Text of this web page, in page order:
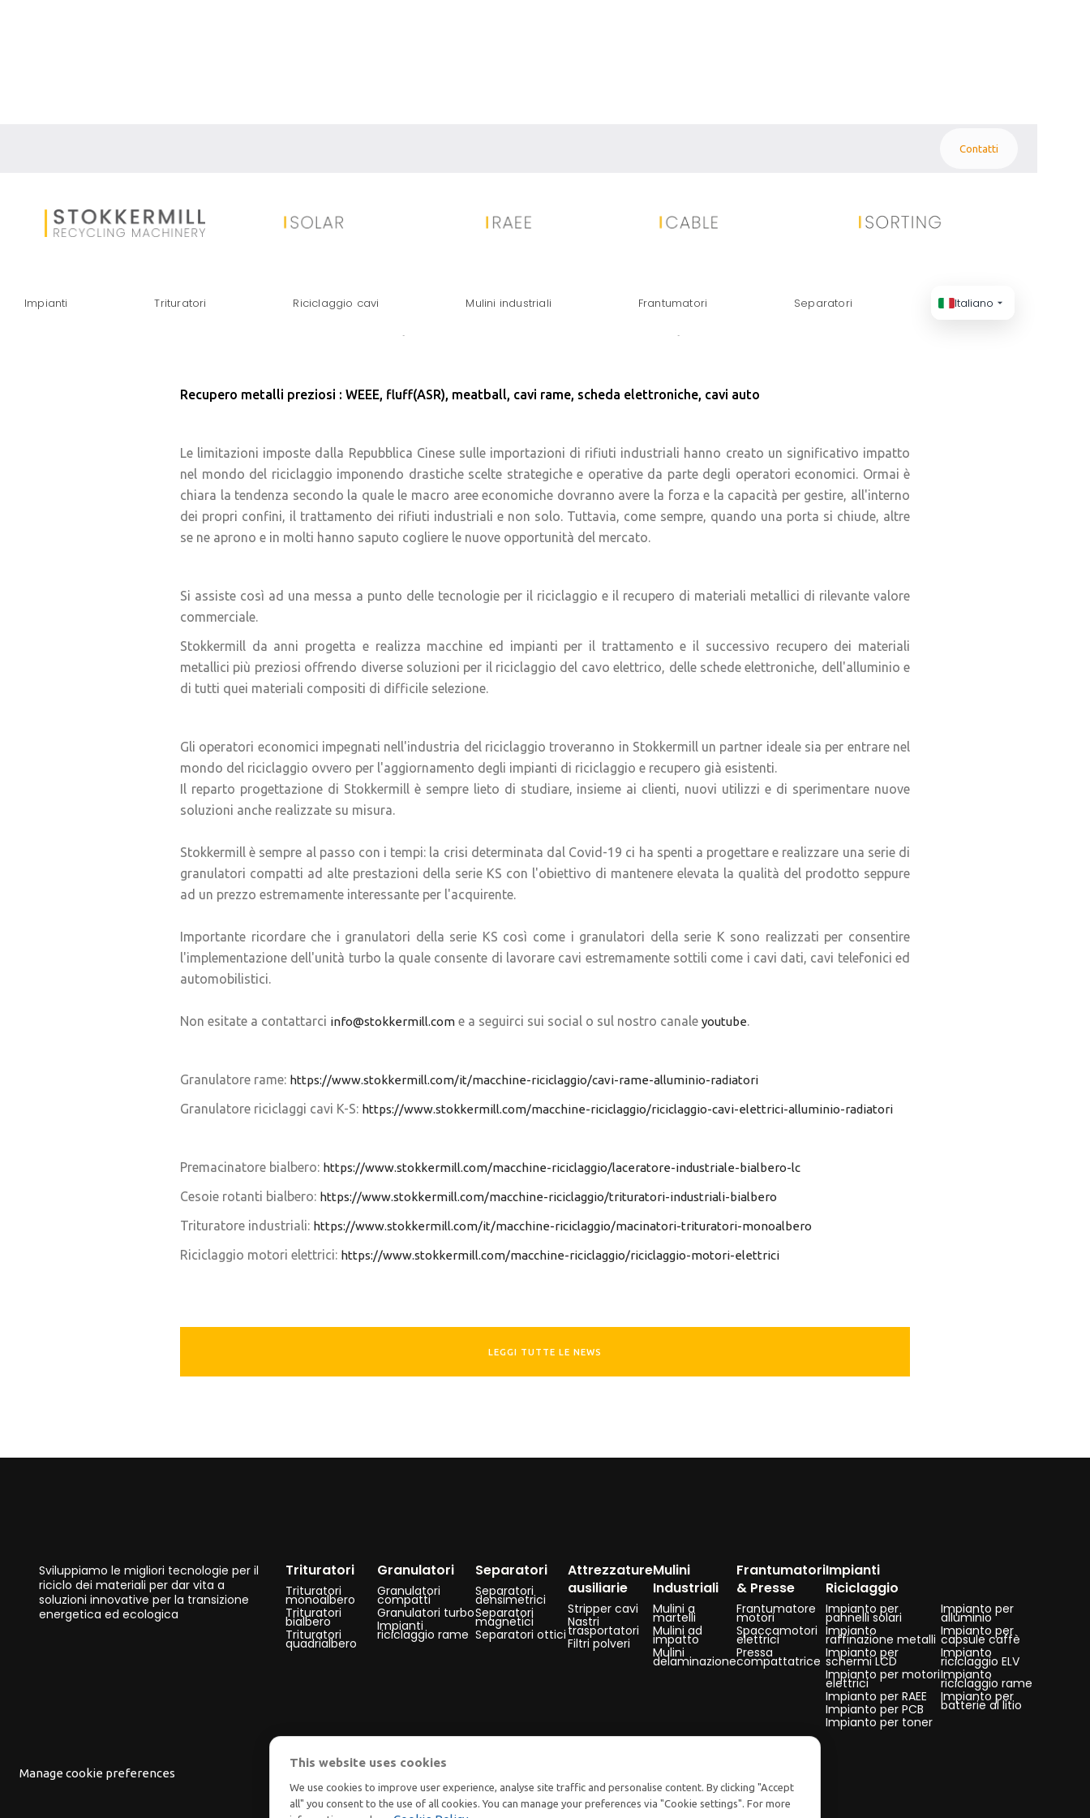
Contatti
Impianti Trituratori Riciclaggio cavi Mulini industriali Frantumatori Separatori Italiano
Recupero metalli preziosi : WEEE, fluff(ASR), meatball, cavi rame, scheda elettroniche, cavi auto
Le limitazioni imposte dalla Repubblica Cinese sulle importazioni di rifiuti industriali hanno creato un significativo impatto
nel mondo del riciclaggio imponendo drastiche scelte strategiche e operative da parte degli operatori economici. Ormai è
chiara la tendenza secondo la quale le macro aree economiche dovranno avere la forza e la capacità per gestire, all'interno
dei propri confini, il trattamento dei rifiuti industriali e non solo. Tuttavia, come sempre, quando una porta si chiude, altre
se ne aprono e in molti hanno saputo cogliere le nuove opportunità del mercato.
Si assiste così ad una messa a punto delle tecnologie per il riciclaggio e il recupero di materiali metallici di rilevante valore
commerciale.
Stokkermill da anni progetta e realizza macchine ed impianti per il trattamento e il successivo recupero dei materiali
metallici più preziosi offrendo diverse soluzioni per il riciclaggio del cavo elettrico, delle schede elettroniche, dell'alluminio e
di tutti quei materiali compositi di difficile selezione.
Gli operatori economici impegnati nell'industria del riciclaggio troveranno in Stokkermill un partner ideale sia per entrare nel
mondo del riciclaggio ovvero per l'aggiornamento degli impianti di riciclaggio e recupero già esistenti.
Il reparto progettazione di Stokkermill è sempre lieto di studiare, insieme ai clienti, nuovi utilizzi e di sperimentare nuove
soluzioni anche realizzate su misura.
Stokkermill è sempre al passo con i tempi: la crisi determinata dal Covid-19 ci ha spenti a progettare e realizzare una serie di
granulatori compatti ad alte prestazioni della serie KS con l'obiettivo di mantenere elevata la qualità del prodotto seppure
ad un prezzo estremamente interessante per l'acquirente.
Importante ricordare che i granulatori della serie KS così come i granulatori della serie K sono realizzati per consentire
l'implementazione dell'unità turbo la quale consente di lavorare cavi estremamente sottili come i cavi dati, cavi telefonici ed
automobilistici.
Non esitate a contattarci info@stokkermill.com e a seguirci sui social o sul nostro canale youtube.
Granulatore rame: https://www.stokkermill.com/it/macchine-riciclaggio/cavi-rame-alluminio-radiatori
Granulatore riciclaggi cavi K-S: https://www.stokkermill.com/macchine-riciclaggio/riciclaggio-cavi-elettrici-alluminio-radiatori
Premacinatore bialbero: https://www.stokkermill.com/macchine-riciclaggio/laceratore-industriale-bialbero-lc
Cesoie rotanti bialbero: https://www.stokkermill.com/macchine-riciclaggio/trituratori-industriali-bialbero
Trituratore industriali: https://www.stokkermill.com/it/macchine-riciclaggio/macinatori-trituratori-monoalbero
Riciclaggio motori elettrici: https://www.stokkermill.com/macchine-riciclaggio/riciclaggio-motori-elettrici
LEGGI TUTTE LE NEWS
Sviluppiamo le migliori tecnologie per il
riciclo dei materiali per dar vita a
soluzioni innovative per la transizione
energetica ed ecologica
Trituratori
Trituratori
monoalbero
Trituratori
bialbero
Trituratori
quadrialbero
Granulatori
Granulatori
compatti
Granulatori turbo
Impianti
riciclaggio rame
Separatori
Separatori
densimetrici
Separatori
magnetici
Separatori ottici
Attrezzature
ausiliarie
Stripper cavi
Nastri
trasportatori
Filtri polveri
Mulini
Industriali
Mulini a
martelli
Mulini ad
impatto
Mulini
delaminazione
Frantumatori
& Presse
Frantumatore
motori
Spaccamotori
elettrici
Pressa
compattatrice
Impianti
Riciclaggio
Impianto per
pannelli solari
Impianto
raffinazione metalli
Impianto per
schermi LCD
Impianto per motori
elettrici
Impianto per RAEE
Impianto per PCB
Impianto per toner
Impianto per
alluminio
Impianto per
capsule caffè
Impianto
riciclaggio ELV
Impianto
riciclaggio rame
Impianto per
batterie al litio
Manage cookie preferences
This website uses cookies
We use cookies to improve user experience, analyse site traffic and personalise content. By clicking "Accept
all" you consent to the use of all cookies. You can manage your preferences via "Cookie settings". For more